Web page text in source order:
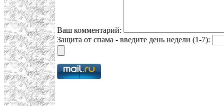
Ваш комментарий:
Защита от спама - введите день недели (1-7):